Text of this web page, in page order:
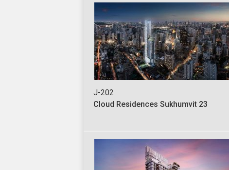
J-202
Cloud Residences Sukhumvit 23